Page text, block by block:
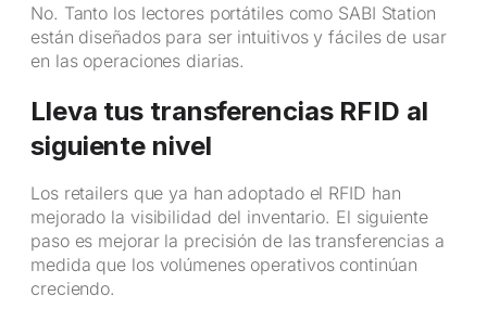
No. Tanto los lectores portátiles como SABI Station
están diseñados para ser intuitivos y fáciles de usar
en las operaciones diarias.
Lleva tus transferencias RFID al
siguiente nivel
Los retailers que ya han adoptado el RFID han
mejorado la visibilidad del inventario. El siguiente
paso es mejorar la precisión de las transferencias a
medida que los volúmenes operativos continúan
creciendo.